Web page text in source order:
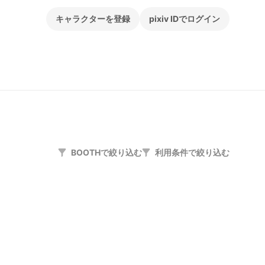
キャラクターを登録 pixiv IDでログイン
BOOTHで絞り込む 利用条件で絞り込む